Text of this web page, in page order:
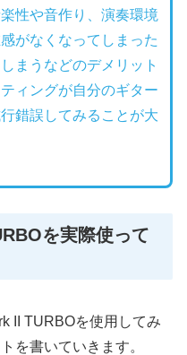
性や音作り、演奏環境
がなくなってしまった
まうなどのデメリット
ィングが自分のギター
錯誤してみることが大
を実際使って
II TURBOを使用してみ
を書いていきます。